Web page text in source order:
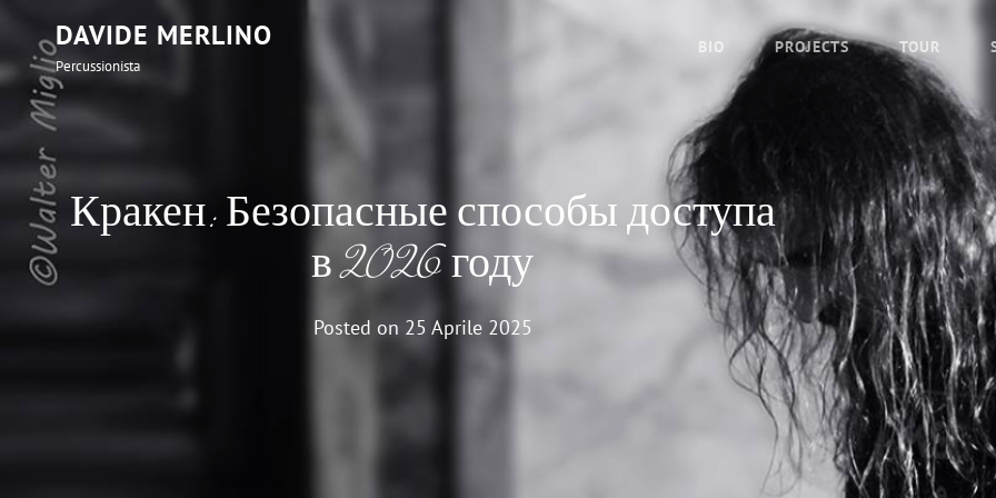
DAVIDE MERLINO
Percussionista
BIO PROJECTS TOUR
Кракен: Безопасные способы доступа
в 2026 году
Posted on 25 Aprile 2025